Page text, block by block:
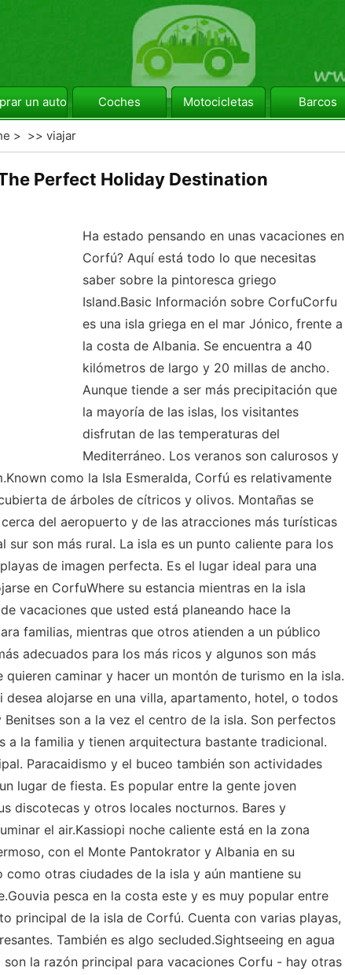
un automóvil Coches Motocicletas Barcos
> >> viajar
Perfect Holiday Destination
Ha estado pensando en unas vacaciones en
Corfú? Aquí está todo lo que necesitas
saber sobre la pintoresca griego
Island.Basic Información sobre CorfuCorfu
es una isla griega en el mar Jónico, frente a
la costa de Albania. Se encuentra a 40
kilómetros de largo y 20 millas de ancho.
Aunque tiende a ser más precipitación que
la mayoría de las islas, los visitantes
disfrutan de las temperaturas del
Mediterráneo. Los veranos son calurosos y
como la Isla Esmeralda, Corfú es relativamente
de árboles de cítricos y olivos. Montañas se
del aeropuerto y de las atracciones más turísticas
sur son más rural. La isla es un punto caliente para los
de imagen perfecta. Es el lugar ideal para una
en CorfuWhere su estancia mientras en la isla
vacaciones que usted está planeando hace la
familias, mientras que otros atienden a un público
adecuados para los más ricos y algunos son más
caminar y hacer un montón de turismo en la isla.
desea alojarse en una villa, apartamento, hotel, o todos
son a la vez el centro de la isla. Son perfectos
a la familia y tienen arquitectura bastante tradicional.
Paracaidismo y el buceo también son actividades
lugar de fiesta. Es popular entre la gente joven
discotecas y otros locales nocturnos. Bares y
el air.Kassiopi noche caliente está en la zona
con el Monte Pantokrator y Albania en su
otras ciudades de la isla y aún mantiene su
pesca en la costa este y es muy popular entre
principal de la isla de Corfú. Cuenta con varias playas,
También es algo secluded.Sightseeing en agua
la razón principal para vacaciones Corfu - hay otras